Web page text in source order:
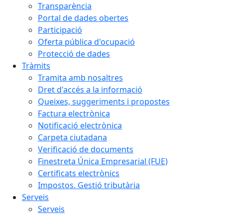
Transparència
Portal de dades obertes
Participació
Oferta pública d'ocupació
Protecció de dades
Tràmits
Tramita amb nosaltres
Dret d'accés a la informació
Queixes, suggeriments i propostes
Factura electrònica
Notificació electrònica
Carpeta ciutadana
Verificació de documents
Finestreta Única Empresarial (FUE)
Certificats electrònics
Impostos. Gestió tributària
Serveis
Serveis